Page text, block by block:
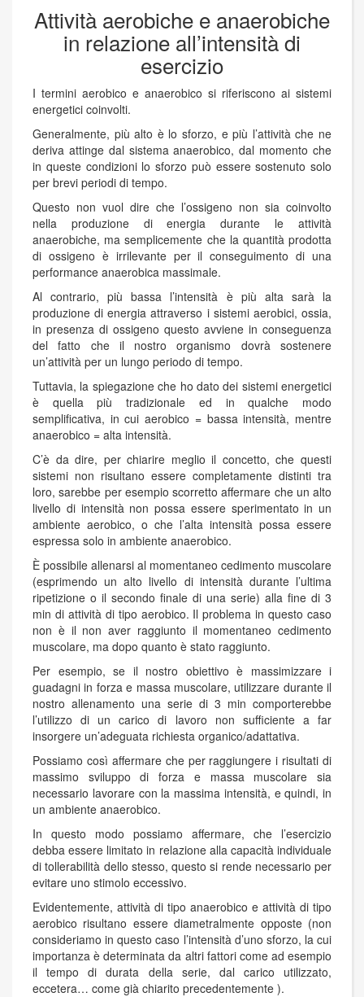
Attività aerobiche e anaerobiche
in relazione all’intensità di
esercizio
I termini aerobico e anaerobico si riferiscono ai sistemi
energetici coinvolti.
Generalmente, più alto è lo sforzo, e più l’attività che ne
deriva attinge dal sistema anaerobico, dal momento che
in queste condizioni lo sforzo può essere sostenuto solo
per brevi periodi di tempo.
Questo non vuol dire che l’ossigeno non sia coinvolto
nella produzione di energia durante le attività
anaerobiche, ma semplicemente che la quantità prodotta
di ossigeno è irrilevante per il conseguimento di una
performance anaerobica massimale.
Al contrario, più bassa l’intensità è più alta sarà la
produzione di energia attraverso i sistemi aerobici, ossia,
in presenza di ossigeno questo avviene in conseguenza
del fatto che il nostro organismo dovrà sostenere
un’attività per un lungo periodo di tempo.
Tuttavia, la spiegazione che ho dato dei sistemi energetici
è quella più tradizionale ed in qualche modo
semplificativa, in cui aerobico = bassa intensità, mentre
anaerobico = alta intensità.
C’è da dire, per chiarire meglio il concetto, che questi
sistemi non risultano essere completamente distinti tra
loro, sarebbe per esempio scorretto affermare che un alto
livello di intensità non possa essere sperimentato in un
ambiente aerobico, o che l’alta intensità possa essere
espressa solo in ambiente anaerobico.
È possibile allenarsi al momentaneo cedimento muscolare
(esprimendo un alto livello di intensità durante l’ultima
ripetizione o il secondo finale di una serie) alla fine di 3
min di attività di tipo aerobico. Il problema in questo caso
non è il non aver raggiunto il momentaneo cedimento
muscolare, ma dopo quanto è stato raggiunto.
Per esempio, se il nostro obiettivo è massimizzare i
guadagni in forza e massa muscolare, utilizzare durante il
nostro allenamento una serie di 3 min comporterebbe
l’utilizzo di un carico di lavoro non sufficiente a far
insorgere un’adeguata richiesta organico/adattativa.
Possiamo così affermare che per raggiungere i risultati di
massimo sviluppo di forza e massa muscolare sia
necessario lavorare con la massima intensità, e quindi, in
un ambiente anaerobico.
In questo modo possiamo affermare, che l’esercizio
debba essere limitato in relazione alla capacità individuale
di tollerabilità dello stesso, questo si rende necessario per
evitare uno stimolo eccessivo.
Evidentemente, attività di tipo anaerobico e attività di tipo
aerobico risultano essere diametralmente opposte (non
consideriamo in questo caso l’intensità d’uno sforzo, la cui
importanza è determinata da altri fattori come ad esempio
il tempo di durata della serie, dal carico utilizzato,
eccetera… come già chiarito precedentemente ).